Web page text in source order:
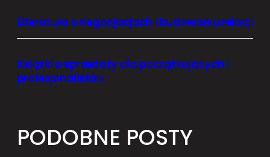
Literatura o negocjacjach i budowaniu relacji
Książki o sprzedaży dla początkujących i
profesjonalistów
PODOBNE POSTY